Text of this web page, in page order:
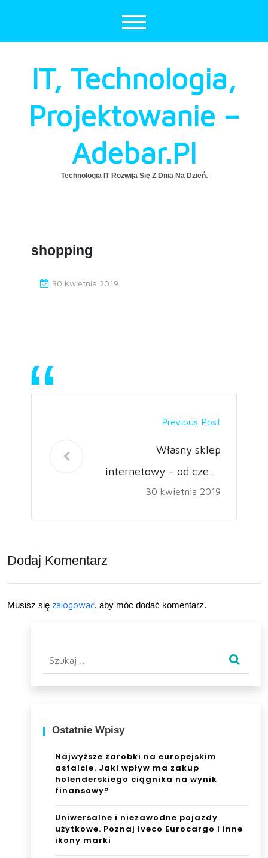
IT, Technologia,
Projektowanie –
Adebar.pl
Technologia IT Rozwija Się Z Dnia Na Dzień.
shopping
30 Kwietnia 2019
Previous Post
Własny sklep
internetowy – od czego
zacząć?
30 kwietnia 2019
Dodaj Komentarz
Musisz się zalogować, aby móc dodać komentarz.
Ostatnie Wpisy
Najwyższe zarobki na europejskim
asfalcie. Jaki wpływ ma zakup
holenderskiego ciągnika na wynik
finansowy?
Uniwersalne i niezawodne pojazdy
użytkowe. Poznaj Iveco Eurocargo i inne
ikony marki